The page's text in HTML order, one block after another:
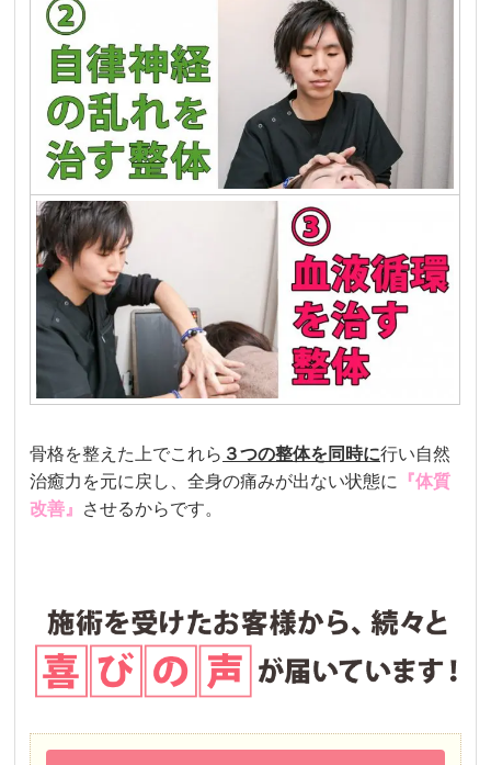
骨格を整えた上でこれら ３つの整体を 同時に行い自然
治癒力を元に戻し、全身の痛みが出ない状態に
『体質
改善』
させるからです。